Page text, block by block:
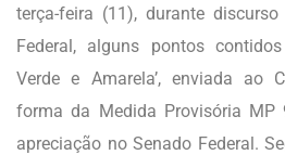
terça-feira (11), durante
Federal, alguns pontos
Verde e Amarela’, enviada ao
forma da Medida Provisória MP
apreciação no Senado Federal.